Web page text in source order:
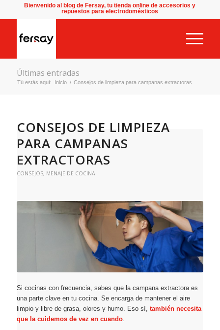
Bienvenido al blog de Fersay, tu tienda online de accesorios y
repuestos para electrodomésticos
Últimas entradas
Tú estás aquí: Inicio / Consejos de limpieza para campanas extractoras
CONSEJOS DE LIMPIEZA
PARA CAMPANAS
EXTRACTORAS
CONSEJOS, MENAJE DE COCINA
Si cocinas con frecuencia, sabes que la campana extractora es
una parte clave en tu cocina. Se encarga de mantener el aire
limpio y libre de grasa, olores y humo. Eso sí, también necesita
que la cuidemos de vez en cuando.